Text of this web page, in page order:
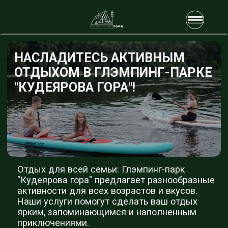
НАСЛАДИТЕСЬ АКТИВНЫМ
ОТДЫХОМ В ГЛЭМПИНГ-ПАРКЕ
"КУДЕЯРОВА ГОРА"!
Отдых для всей семьи: Глэмпинг-парк
"Кудеярова гора" предлагает разнообразные
активности для всех возрастов и вкусов.
Наши услуги помогут сделать ваш отдых
ярким, запоминающимся и наполненным
приключениями.
“КУДЕЯРОВА ГОРА” - ВАШ
ИДЕАЛЬНЫЙ ВЫБОР
ДЛЯ АКТИВНОГО ОТДЫХА
И ПРИКЛЮЧЕНИЙ НА ПРИРОДЕ!